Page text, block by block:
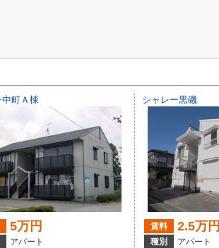
中町Ａ棟
5万円
アパート
シャレー黒磯
賃料 2.5万円
種別 アパート